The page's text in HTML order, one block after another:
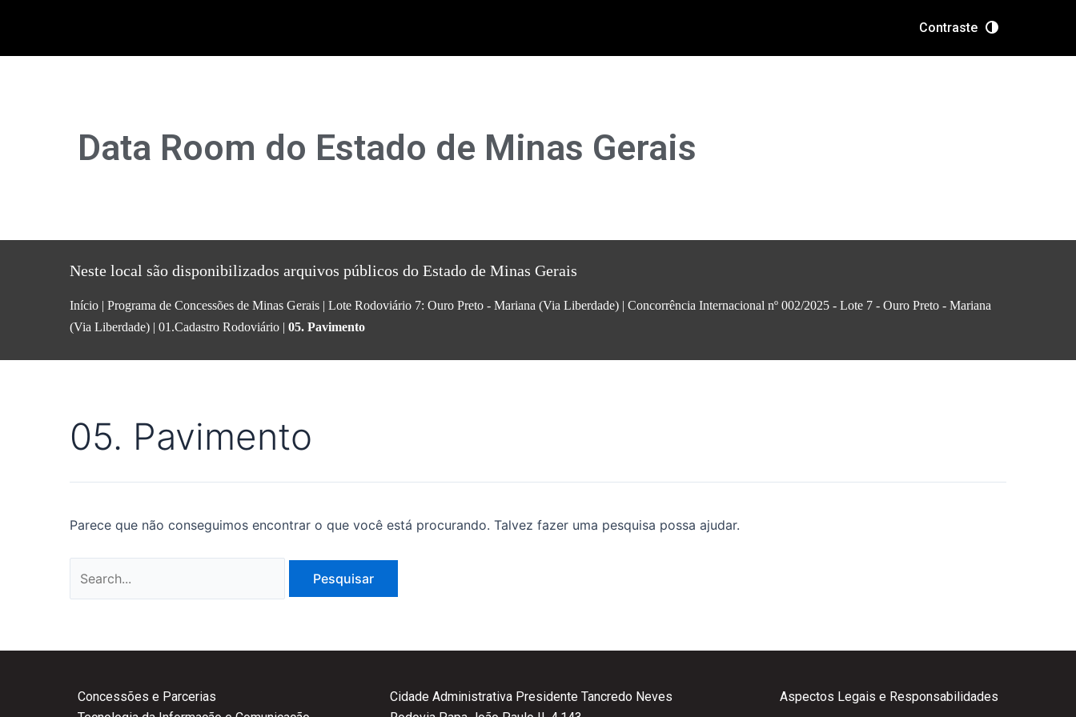
Contraste
Data Room do Estado de Minas Gerais
Neste local são disponibilizados arquivos públicos do Estado de Minas Gerais
Início | Programa de Concessões de Minas Gerais | Lote Rodoviário 7: Ouro Preto - Mariana (Via Liberdade) | Concorrência Internacional nº 002/2025 - Lote 7 - Ouro Preto - Mariana
(Via Liberdade) | 01.Cadastro Rodoviário | 05. Pavimento
05. Pavimento
Parece que não conseguimos encontrar o que você está procurando. Talvez fazer uma pesquisa possa ajudar.
Concessões e Parcerias
Cidade Administrativa Presidente Tancredo Neves
Aspectos Legais e Responsabilidades